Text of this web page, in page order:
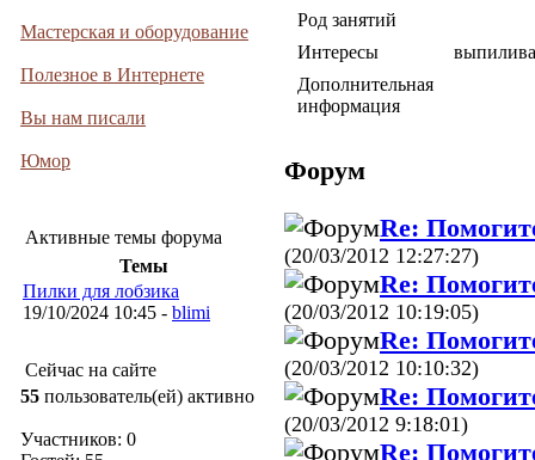
Мастерская и оборудование
Полезное в Интернете
Вы нам писали
Юмор
Активные темы форума
Темы
Пилки для лобзика
19/10/2024 10:45 - blimi
Сейчас на сайте
55 пользователь(ей) активно
Участников: 0
Род занятий
Интересы
Дополнительная
информация
Форум
Re:
(20/03/2012 12:27:27)
Re:
(20/03/2012 10:19:05)
Re:
(20/03/2012 10:10:32)
Re:
(20/03/2012 9:18:01)
Re: